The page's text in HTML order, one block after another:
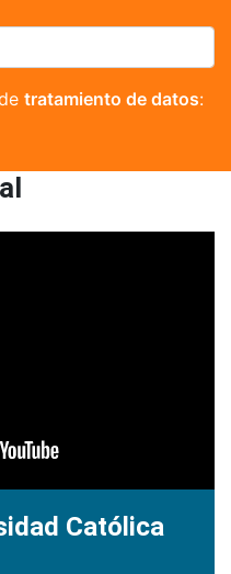
tratamiento de datos:
Católica